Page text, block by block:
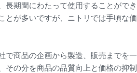
長期間にわたって使用することができ
とが多いですが、ニトリでは手頃な価
で商品の企画から製造、販売までを一
その分を商品の品質向上と価格の抑制